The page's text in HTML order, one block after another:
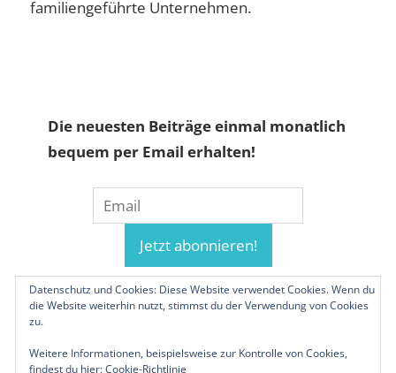
familiengeführte Unternehmen.
Die neuesten Beiträge einmal monatlich
bequem per Email erhalten!
Datenschutz und Cookies: Diese Website verwendet Cookies. Wenn du
die Website weiterhin nutzt, stimmst du der Verwendung von Cookies
zu.
Weitere Informationen, beispielsweise zur Kontrolle von Cookies,
findest du hier:Cookie-Richtlinie